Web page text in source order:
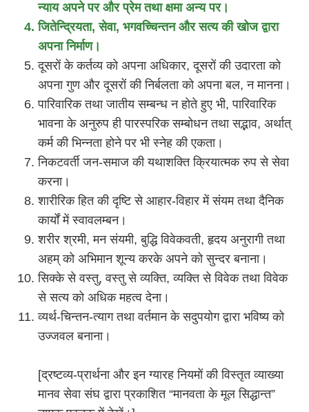
न्याय अपने पर और प्रेम तथा क्षमा अन्य पर।
जितेन्द्रियता, सेवा, भगवच्चिन्तन और सत्य की खोज द्वारा
अपना निर्माण।
दूसरों के कर्तव्य को अपना अधिकार, दूसरों की उदारता को
अपना गुण और दूसरों की निर्बलता को अपना बल, न मानना।
पारिवारिक तथा जातीय सम्बन्ध न होते हुए भी, पारिवारिक
भावना के अनुरुप ही पारस्परिक सम्बोधन तथा सद्भाव, अर्थात्‌
कर्म की भिन्नता होने पर भी स्नेह की एकता।
निकटवर्ती जन-समाज की यथाशक्ति क्रियात्मक रुप से सेवा
करना।
शारीरिक हित की दृष्टि से आहार-विहा‌र में संयम तथा दैनिक
कार्यों में स्वावलम्बन।
शरीर श्रमी, मन संयमी, बुद्धि विवेकवती, हृदय अनुरागी तथा
अहम्‌ को अभिमान शून्य करके अपने को सुन्दर बनाना।
सिक्के से वस्तु, वस्तु से व्यक्ति, व्यक्ति से विवेक तथा विवेक
से सत्य को अधिक महत्व देना।
व्यर्थ-चिन्तन-त्याग तथा वर्तमान के सदुपयोग द्वारा भविष्य को
उज्जवल बनाना।
[द्रष्टव्य-प्रार्थना और इन ग्यारह नियमों की विस्तृत व्याख्या
मानव सेवा संघ द्वारा प्रकाशित “मानवता के मूल सिद्धान्त”